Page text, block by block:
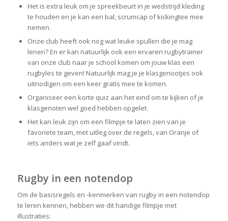
Het is extra leuk om je spreekbeurt in je wedstrijd kleding
te houden en je kan een bal, scrumcap of kickingtee mee
nemen.
Onze club heeft ook nog wat leuke spullen die je mag
lenen? En er kan natuurlijk ook een ervaren rugbytrainer
van onze club naar je school komen om jouw klas een
rugbyles te geven! Natuurlijk mag je je klasgenootjes ook
uitnodigen om een keer gratis mee te komen.
Organiseer een korte quiz aan het eind om te kijken of je
klasgenoten wel goed hebben opgelet.
Het kan leuk zijn om een filmpje te laten zien van je
favoriete team, met uitleg over de regels, van Oranje of
iets anders wat je zelf gaaf vindt.
Rugby in een notendop
Om de basisregels en -kenmerken van rugby in een notendop
te leren kennen, hebben we dit handige filmpje met
illustraties: